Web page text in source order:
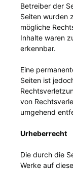
Betreiber der
Seiten wurden
mögliche
Inhalte waren
erkennbar.
Eine
Seiten ist
von
umgehend
Urheberrecht
Die durch die
Werke auf